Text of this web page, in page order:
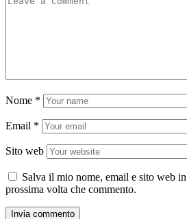
Nome *
Email *
Sito web
Salva il mio nome, email e sito web
prossima volta che commento.